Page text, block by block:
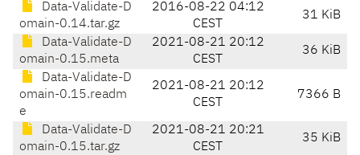
Data-Validate-D
omain-0.14.tar.gz
2016-08-22 04:12
CEST
31 KiB
Data-Validate-D
omain-0.15.meta
2021-08-21 20:12
CEST
36 KiB
Data-Validate-D
omain-0.15.readm
e
2021-08-21 20:12
CEST
7366 B
Data-Validate-D
omain-0.15.tar.gz
2021-08-21 20:21
CEST
35 KiB